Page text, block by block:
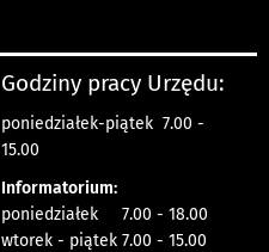
Godziny pracy Urzędu:
poniedziałek-piątek 7.00 -
15.00
Informatorium:
poniedziałek 7.00 - 18.00
wtorek - piątek 7.00 - 15.00